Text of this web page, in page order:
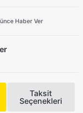
Haber Ver
Taksit
Seçenekleri